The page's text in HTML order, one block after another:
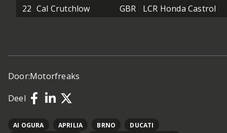
22 Cal Crutchlow GBR LCR Honda Castrol
Door:Motorfreaks
Deel
AI OGURA APRILIA BRNO
DUCATI